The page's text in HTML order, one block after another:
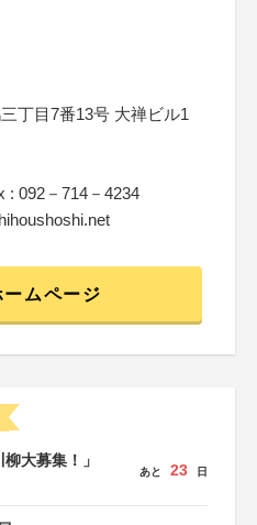
丁目7番13号 大禅ビル1
: 092－714－4234
ームページ
大募集！」
あと 23 日